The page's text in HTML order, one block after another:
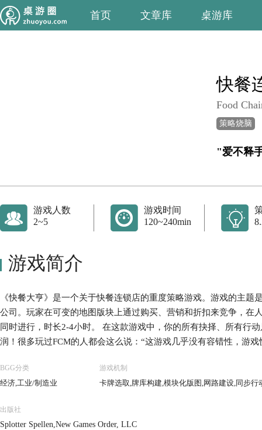
首页 文章库 桌游库
快餐
Food
策略烧脑
"爱不释
游戏人数
2~5
游戏时间
120~240min
游戏简介
《快餐大亨》是一个关于快餐连锁店的重度策略游戏。游戏的主题
公司。玩家在可变的地图版块上通过购买、营销和折扣来竞争，在
同时进行，时长2-4小时。 在这款游戏中，你的所有抉择、所有行
润！很多玩过FCM的人都会这么说：“这游戏几乎没有容错性，游
BGG分类
经济,工业/制造业
游戏机制
卡牌选取,牌库构建,模块化版图,网路建设,同步行
出版社
Splotter Spellen,New Games Order, LLC